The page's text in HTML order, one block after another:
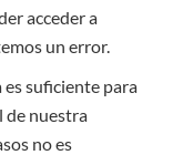
acceder a
un error.
suficiente para
de nuestra
no es